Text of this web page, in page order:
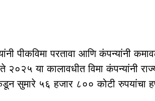
पीकविमा परतावा आणि कंपन्यांनी
या कालावधीत विमा कंपन्यांनी
सुमारे ५६ हजार ८०० कोटी रुपयांचा